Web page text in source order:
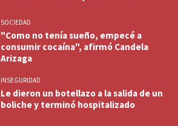
SOCIEDAD
"Como no tenía sueño, empecé a
consumir cocaína", afirmó Candela
Arizaga
INSEGURIDAD
Le dieron un botellazo a la salida de un
boliche y terminó hospitalizado